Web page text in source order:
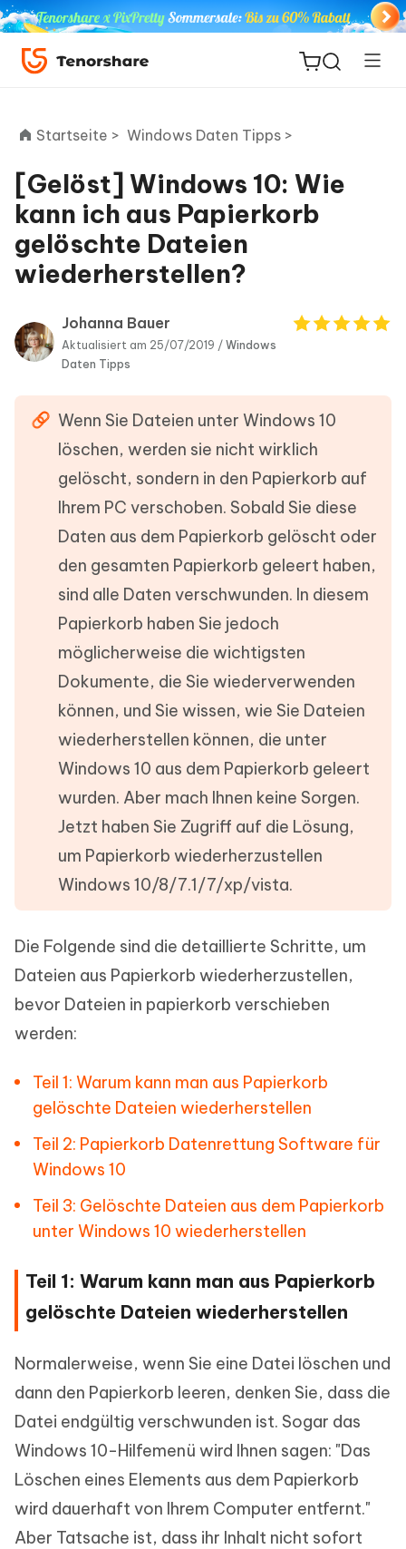
ReiBoot
for iOS
PDNob
Editor
Neu
iAnyGo
Startseite > Windows Daten Tipps >
[Gelöst] Windows 10: Wie
kann ich aus Papierkorb
gelöschte Dateien
wiederherstellen?
Johanna Bauer
Aktualisiert am 25/07/2019 / Windows
Daten Tipps
Wenn Sie Dateien unter Windows 10
löschen, werden sie nicht wirklich
gelöscht, sondern in den Papierkorb auf
Ihrem PC verschoben. Sobald Sie diese
Daten aus dem Papierkorb gelöscht oder
den gesamten Papierkorb geleert haben,
sind alle Daten verschwunden. In diesem
Papierkorb haben Sie jedoch
möglicherweise die wichtigsten
Dokumente, die Sie wiederverwenden
können, und Sie wissen, wie Sie Dateien
wiederherstellen können, die unter
Windows 10 aus dem Papierkorb geleert
wurden. Aber mach Ihnen keine Sorgen.
Jetzt haben Sie Zugriff auf die Lösung,
um Papierkorb wiederherzustellen
Windows 10/8/7.1/7/xp/vista.
Die Folgende sind die detaillierte Schritte, um
Dateien aus Papierkorb wiederherzustellen,
bevor Dateien in papierkorb verschieben
werden:
Teil 1: Warum kann man aus Papierkorb
gelöschte Dateien wiederherstellen
Teil 2: Papierkorb Datenrettung Software für
Windows 10
Teil 3: Gelöschte Dateien aus dem Papierkorb
unter Windows 10 wiederherstellen
Teil 1: Warum kann man aus Papierkorb
gelöschte Dateien wiederherstellen
Normalerweise, wenn Sie eine Datei löschen und
dann den Papierkorb leeren, denken Sie, dass die
Datei endgültig verschwunden ist. Sogar das
Windows 10-Hilfemenü wird Ihnen sagen: "Das
Löschen eines Elements aus dem Papierkorb
wird dauerhaft von Ihrem Computer entfernt."
Aber Tatsache ist, dass ihr Inhalt nicht sofort